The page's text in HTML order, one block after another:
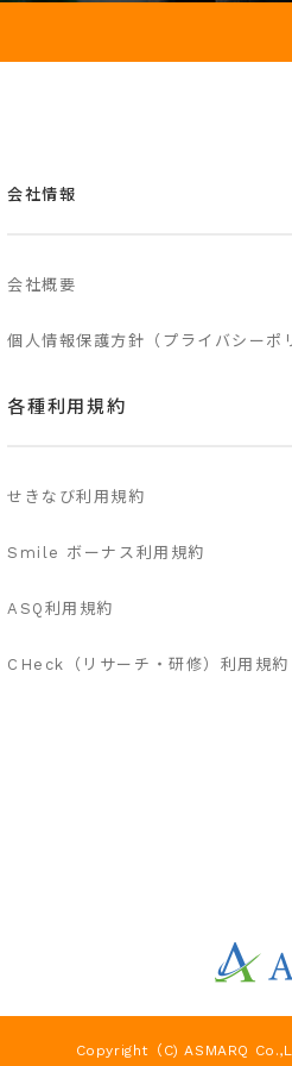
会社情報
会社概要
個人情報保護方針（プライバシーポ
各種利用規約
せきなび利用規約
Smile ボーナス利用規約
ASQ利用規約
CHeck（リサーチ・研修）利用規約
Copyright（C) ASMARQ